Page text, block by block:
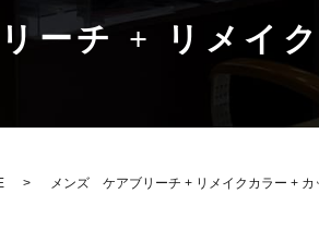
ーチ + リメイ
メンズ ケアブリーチ + リメイクカラー + カ